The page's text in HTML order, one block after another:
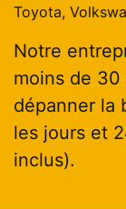
Toyota,
Notre
moins de
dépanner la
les jours et
inclus).